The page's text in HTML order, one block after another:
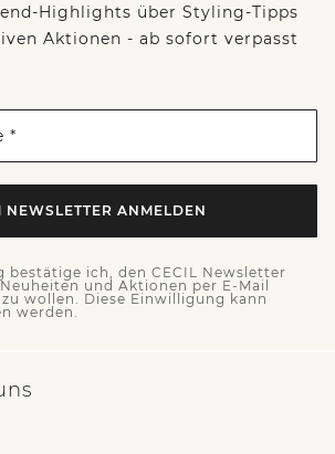
Highlights über Styling-Tipps
Aktionen - ab sofort verpasst
*
NEWSLETTER ANMELDEN
bestätige ich, den CECIL Newsletter
und Aktionen per E-Mail
wollen. Diese Einwilligung kann
werden.